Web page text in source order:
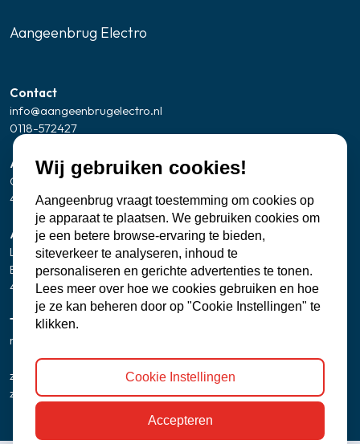
Aangeenbrug Electro
Contact
info@aangeenbrugelectro.nl
0118-572427
Adresgegevens Showroom/kantoor
Oude Zandweg 24
4361 SK Westkapelle
Adresgegevens servicepunt Zierikzee
Let op: geen bezoekadres
Banjaartstraat 2 - 0005
4301 RR Zierikzee
Telefonisch bereikbaar
ma t/m vr
13:00 - 17:00 uur
zaterdag
9:30 uur - 15:00 uur
zondag
gesloten
Wij gebruiken cookies!
Aangeenbrug vraagt toestemming om cookies op
je apparaat te plaatsen. We gebruiken cookies om
je een betere browse-ervaring te bieden,
siteverkeer te analyseren, inhoud te
personaliseren en gerichte advertenties te tonen.
Lees meer over hoe we cookies gebruiken en hoe
je ze kan beheren door op "Cookie Instellingen" te
klikken.
Cookie Instellingen
Accepteren